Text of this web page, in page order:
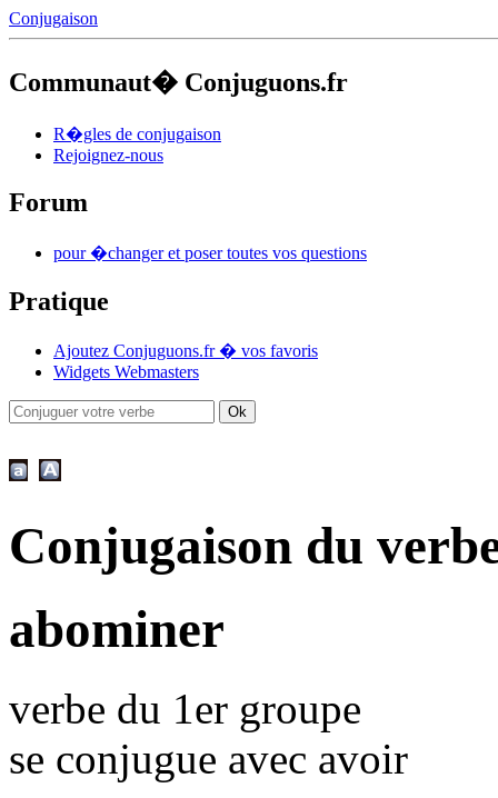
Conjugaison
Communaut� Conjuguons.fr
R�gles de conjugaison
Rejoignez-nous
Forum
pour �changer et poser toutes vos questions
Pratique
Ajoutez Conjuguons.fr � vos favoris
Widgets Webmasters
Conjugaison du
abominer
verbe du 1er groupe
se conjugue avec avoir